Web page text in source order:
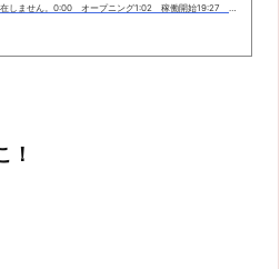
在しません。0:00 オープニング1:02 稼働開始19:27 結
！